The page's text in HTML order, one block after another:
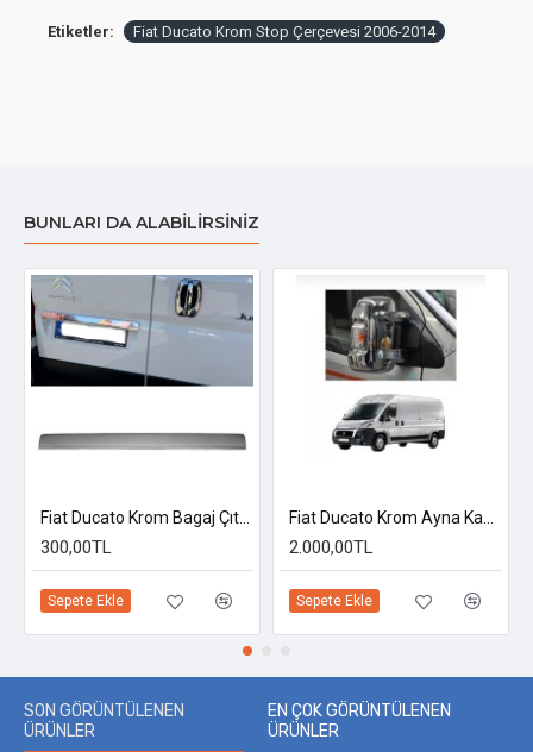
Etiketler: Fiat Ducato Krom Stop Çerçevesi 2006-2014
BUNLARI DA ALABILIRSINIZ
300,00TL
Sepete Ekle
2.000,00TL
Sepete Ekle
SON GÖRÜNTÜLENEN
ÜRÜNLER
EN ÇOK GÖRÜNTÜLENEN
ÜRÜNLER